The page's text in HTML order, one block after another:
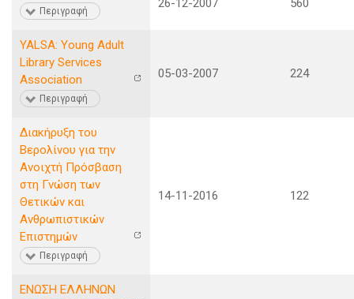
Περιγραφή
26-12-2007 560
YALSA: Young Adult
Library Services
Association
Περιγραφή
05-03-2007 224
Διακήρυξη του
Βερολίνου για την
Ανοιχτή Πρόσβαση
στη Γνώση των
Θετικών και
Ανθρωπιστικών
Επιστημών
Περιγραφή
14-11-2016 122
ΕΝΩΣΗ ΕΛΛΗΝΩΝ